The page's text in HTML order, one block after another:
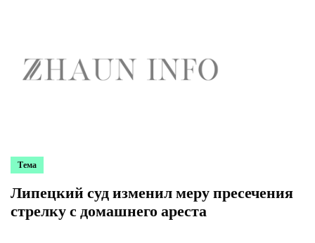
Тема
Липецкий суд изменил меру пресечения
стрелку с домашнего ареста